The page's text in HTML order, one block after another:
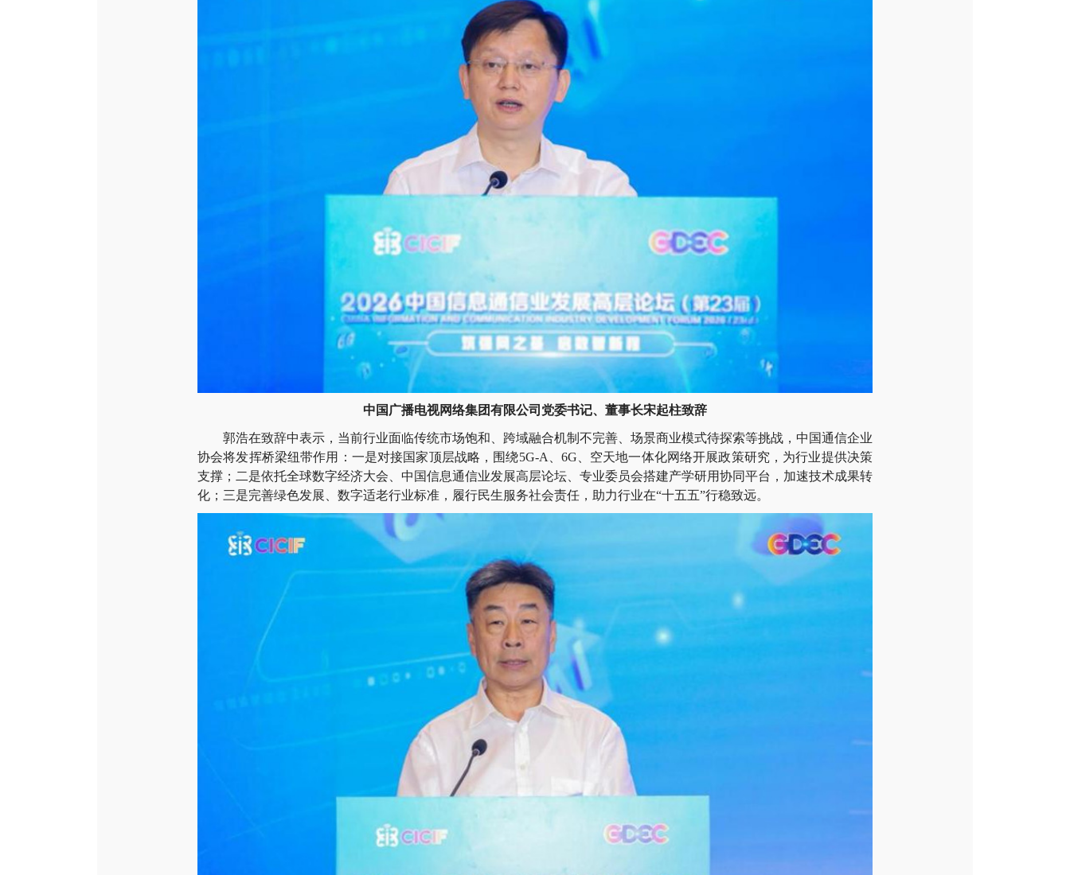
中国广播电视网络集团有限公司党委书记、董事长宋起柱致辞
郭浩在致辞中表示，当前行业面临传统市场饱和、跨域融合机制不完善、场景商业模式待探索等挑战，中国通信企业
协会将发挥桥梁纽带作用：一是对接国家顶层战略，围绕5G-A、6G、空天地一体化网络开展政策研究，为行业提供决策
支撑；二是依托全球数字经济大会、中国信息通信业发展高层论坛、专业委员会搭建产学研用协同平台，加速技术成果转
化；三是完善绿色发展、数字适老行业标准，履行民生服务社会责任，助力行业在“十五五”行稳致远。